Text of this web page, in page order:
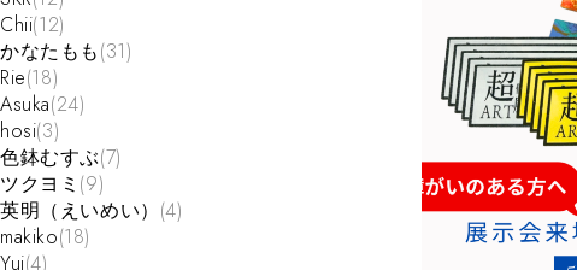
Chii(12)
かなたもも(31)
Rie(18)
Asuka(24)
hosi(3)
色鉢むすぶ(7)
ツクヨミ (9)
英明（えいめい） (4)
makiko(18)
Yui(4)